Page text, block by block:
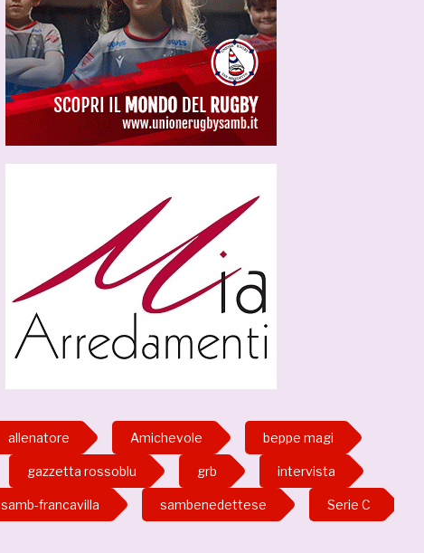
allenatore Amichevole beppe magi
gazzetta rossoblu grb intervista
samb-francavilla sambenedettese Serie C